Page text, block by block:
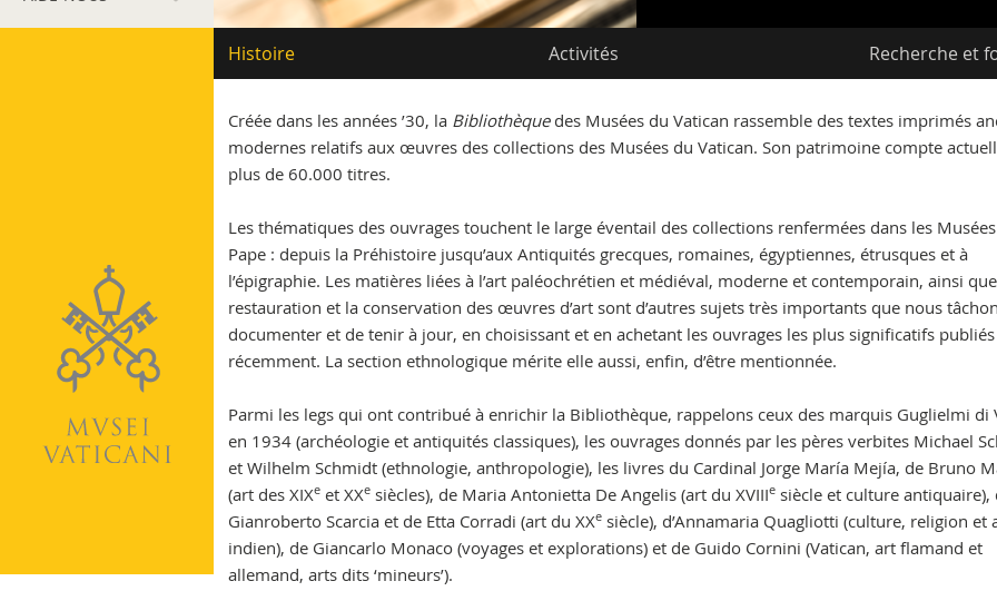
Navigation
secondaire
Histoire Activités Recherche et
Créée dans les années ’30, la Bibliothèque des Musées du Vatican rassemble des textes imprimés
modernes relatifs aux œuvres des collections des Musées du Vatican. Son patrimoine compte
plus de 60.000 titres.
Les thématiques des ouvrages touchent le large éventail des collections renfermées dans les
Pape : depuis la Préhistoire jusqu’aux Antiquités grecques, romaines, égyptiennes, étrusques et à
l’épigraphie. Les matières liées à l’art paléochrétien et médiéval, moderne et contemporain, ainsi
restauration et la conservation des œuvres d’art sont d’autres sujets très importants que nous
documenter et de tenir à jour, en choisissant et en achetant les ouvrages les plus significatifs publiés
récemment. La section ethnologique mérite elle aussi, enfin, d’être mentionnée.
Parmi les legs qui ont contribué à enrichir la Bibliothèque, rappelons ceux des marquis Guglielmi di
en 1934 (archéologie et antiquités classiques), les ouvrages donnés par les pères verbites Michael
et Wilhelm Schmidt (ethnologie, anthropologie), les livres du Cardinal Jorge María Mejía, de Bruno
(art des XIXeet XXesiècles), de Maria Antonietta De Angelis (art du XVIIIesiècle et culture antiquaire),
Gianroberto Scarcia et de Etta Corradi (art du XXesiècle), d’Annamaria Quagliotti (culture, religion et
indien), de Giancarlo Monaco (voyages et explorations) et de Guido Cornini (Vatican, art flamand et
allemand, arts dits ‘mineurs’).